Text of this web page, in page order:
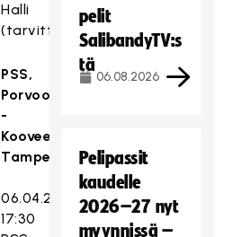
Halli
(tarvittaessa)
PSS,
Porvoo
-
Koovee,
Tampere
06.04.2019
17:30
pelit
SalibandyTV:s
tä
06.08.2026
Pelipassit
kaudelle
2026–27 nyt
myynnissä –